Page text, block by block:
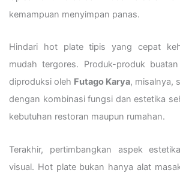
kemampuan menyimpan panas.
Hindari hot plate tipis yang cepat
mudah tergores. Produk-produk
diproduksi oleh Futago Karya, misalnya,
dengan kombinasi fungsi dan estetika
kebutuhan restoran maupun rumahan.
Terakhir, pertimbangkan aspek
visual. Hot plate bukan hanya alat